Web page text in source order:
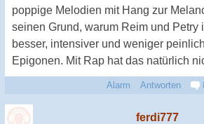
poppige Melodien mit Hang zur
seinen Grund, warum Reim und Petry
besser, intensiver und weniger
Epigonen. Mit Rap hat das natürlich
Alarm Antworten
ferdi777